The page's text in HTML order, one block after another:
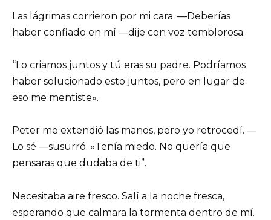
Las lágrimas corrieron por mi cara. —Deberías
haber confiado en mí —dije con voz temblorosa.
“Lo criamos juntos y tú eras su padre. Podríamos
haber solucionado esto juntos, pero en lugar de
eso me mentiste».
Peter me extendió las manos, pero yo retrocedí. —
Lo sé —susurró. «Tenía miedo. No quería que
pensaras que dudaba de ti”.
Necesitaba aire fresco. Salí a la noche fresca,
esperando que calmara la tormenta dentro de mí.